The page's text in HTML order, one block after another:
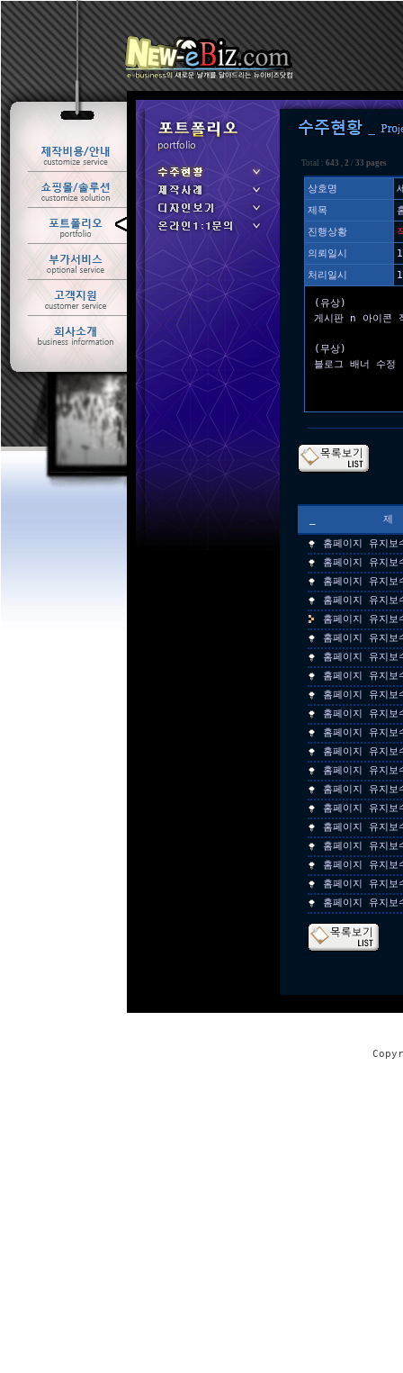
Total : 643 , 2 / 33 pages
상호명
제목
진행상황
의뢰일시
처리일시
(유상)
게시판 n 아이콘
(무상)
블로그 배너 수정
홈페이지 유지보
홈페이지 유지보
홈페이지 유지보
홈페이지 유지보
홈페이지 유지보
홈페이지 유지보
홈페이지 유지보
홈페이지 유지보
홈페이지 유지보
홈페이지 유지보
홈페이지 유지보
홈페이지 유지보
홈페이지 유지보
홈페이지 유지보
홈페이지 유지보
홈페이지 유지보
홈페이지 유지보
홈페이지 유지보
홈페이지 유지보
홈페이지 유지보
ㆍ 수주현황
ㆍ 제작사례